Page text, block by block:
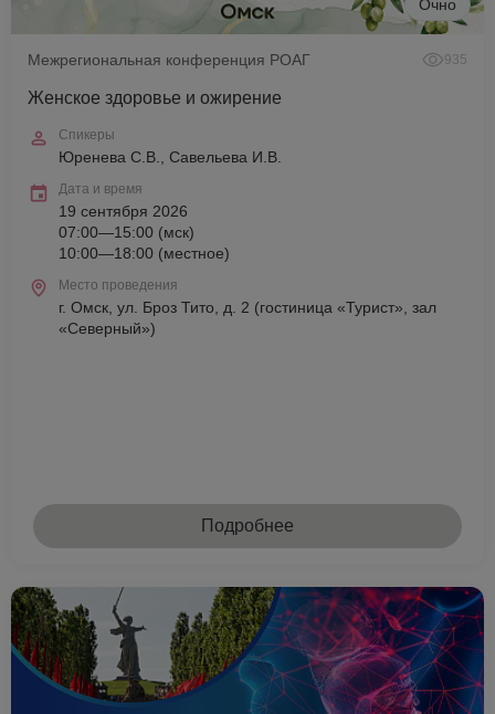
Очно
Межрегиональная конференция РОАГ 935
Женское здоровье и ожирение
Спикеры
Юренева С.В., Савельева И.В.
Дата и время
19 сентября 2026
07:00—15:00 (мск)
10:00—18:00 (местное)
Место проведения
г. Омск, ул. Броз Тито, д. 2 (гостиница «Турист», зал
«Северный»)
Подробнее